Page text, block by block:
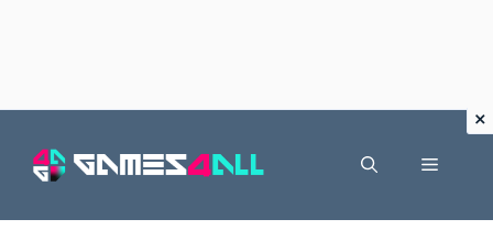
Menu